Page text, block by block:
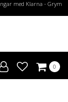
med Klarna - Grym
0